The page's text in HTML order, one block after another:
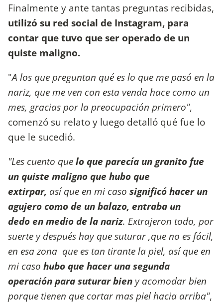
Finalmente y ante tantas preguntas recibidas,
utilizó su red social de Instagram, para
contar que tuvo que ser operado de un
quiste maligno.
"A los que preguntan qué es lo que me pasó en la
nariz, que me ven con esta venda hace como un
mes, gracias por la preocupación primero",
comenzó su relato y luego detalló qué fue lo
que le sucedió.
"Les cuento quelo que parecía un granito fue
un quiste maligno que hubo que
extirpar, así que en mi caso significó hacer un
agujero como de un balazo, entraba un
dedo en medio de la nariz. Extrajeron todo, por
suerte y después hay que suturar ,que no es fácil,
en esa zona que es tan tirante la piel, así que en
mi caso hubo que hacer una segunda
operación para suturar bien y acomodar bien
porque tienen que cortar mas piel hacia arriba",